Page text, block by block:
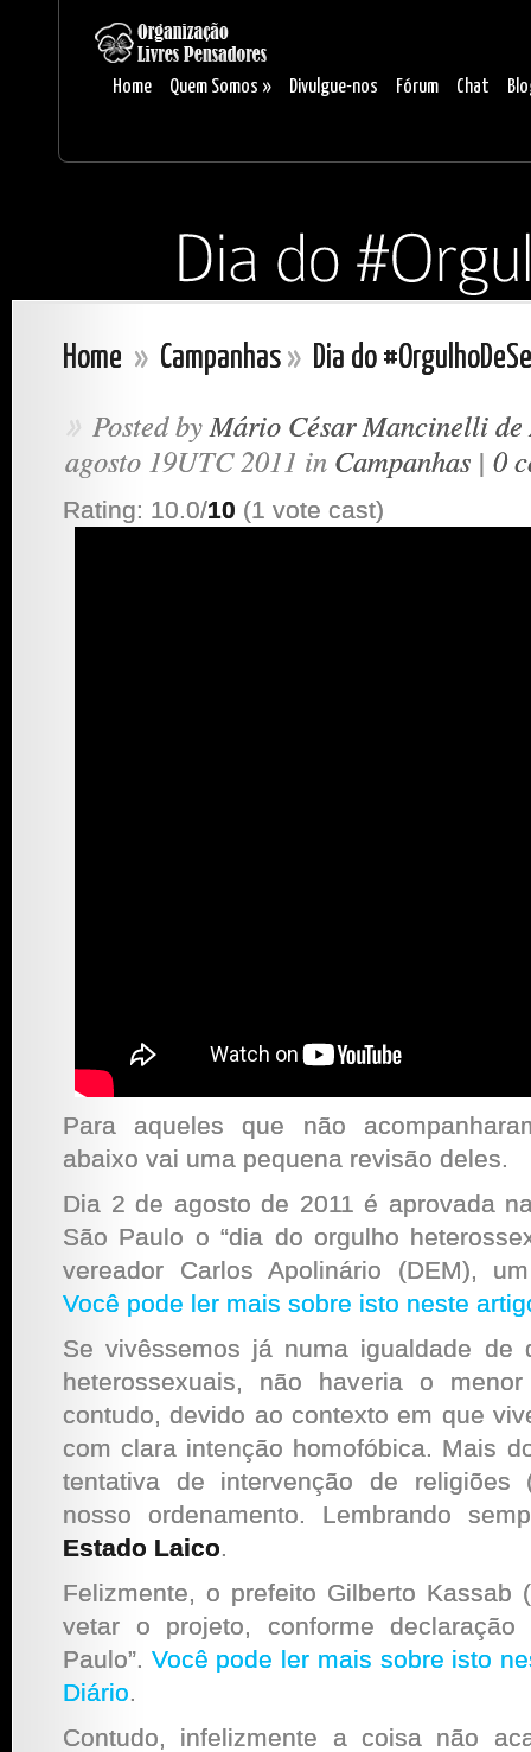
Home Quem Somos » Divulgue-nos Fórum Chat
Home » Campanhas » Dia do
» Posted byMário César Mancinelli
agosto 19UTC 2011 in Campanhas | 0
Rating: 10.0/10 (1 vote cast)
Para aqueles que não
abaixo vai uma pequena revisão deles.
Dia 2 de agosto de 2011 é aprovada
São Paulo o “dia do orgulho
vereador Carlos Apolinário (DEM),
Você pode ler mais sobre isto neste
Se vivêssemos já numa igualdade de
heterossexuais, não haveria o
contudo, devido ao contexto em que
com clara intenção homofóbica. Mais
tentativa de intervenção de religiões
nosso ordenamento. Lembrando
Estado Laico.
Felizmente, o prefeito Gilberto Kassab
vetar o projeto, conforme
Paulo”. Você pode ler mais sobre isto
Diário.
Contudo, infelizmente a coisa não